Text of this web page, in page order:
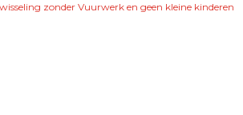
zonder Vuurwerk en geen kleine kinderen